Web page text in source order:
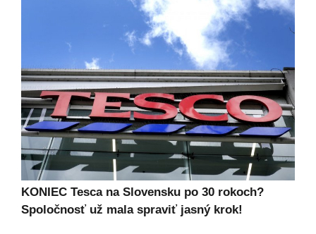
KONIEC Tesca na Slovensku po 30 rokoch?
Spoločnosť už mala spraviť jasný krok!